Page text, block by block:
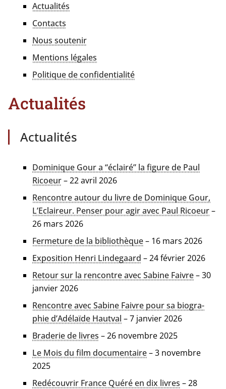
Actualités
Contacts
Nous sou­te­nir
Mentions légales
Politique de confidentialité
Actualités
Actualités
Dominique Gour a “éclai­ré” la figure de Paul
Ricoeur– 22 avril 2026
Rencontre autour du livre de Dominique Gour,
L’Eclaireur. Penser pour agir avec Paul Ricoeur–
26 mars 2026
Fermeture de la biblio­thèque– 16 mars 2026
Exposition Henri Lindegaard – 24 février 2026
Retour sur la ren­contre avec Sabine Faivre– 30
jan­vier 2026
Rencontre avec Sabine Faivre pour sa bio­gra­
phie d’Adélaïde Hautval – 7 jan­vier 2026
Braderie de livres – 26 novembre 2025
Le Mois du film docu­men­taire– 3 novembre
2025
Redécouvrir France Quéré en dix livres – 28